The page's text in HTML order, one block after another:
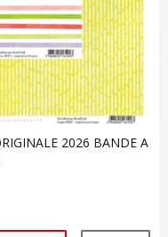
2026 BANDE A